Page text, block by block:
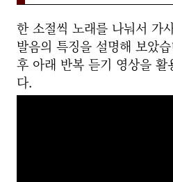
한 소절씩 노래를 나눠서 가
발음의 특징을 설명해 보았
후 아래 반복 듣기 영상을 활
다.